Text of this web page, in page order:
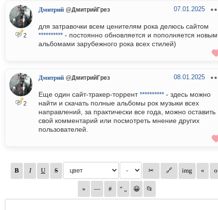
2
Дмитрий @ДмитрийГрез 07.01.2025
для затравочки всем ценителям рока делюсь сайтом
********** - постоянно обновляется и пополняется
альбомами зарубежного рока всех стилей)
2
Дмитрий @ДмитрийГрез 08.01.2025
Еще один сайт-тракер-торрент********** - здесь можно
найти и скачать полные альбомы рок музыки всех
направлений, за практически все года, можно оставить
свой комментарий или посмотреть мнение других
пользователей.